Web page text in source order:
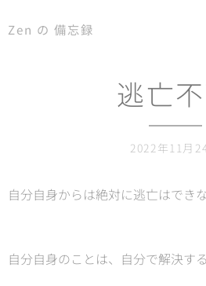
Zen の 備忘録
逃亡
2022年11月
自分自身からは絶対に逃亡はできな
自分自身のことは、自分で解決す